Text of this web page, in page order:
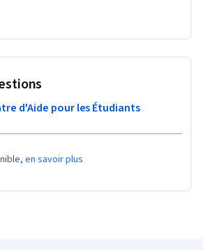
d'Aide pour les Étudiants
en savoir plus